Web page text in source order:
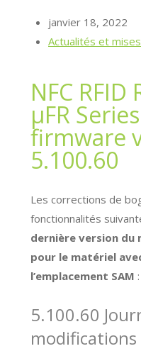
janvier 18, 2022
Actualités et
NFC
μFR
firmware
5.100.60
Les corrections de
fonctionnalités
dernière version du
pour le matériel
l’emplacement SAM :
5.100.60
modifications